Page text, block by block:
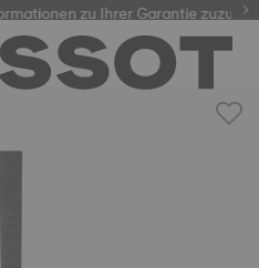
zu Ihrer Garantie